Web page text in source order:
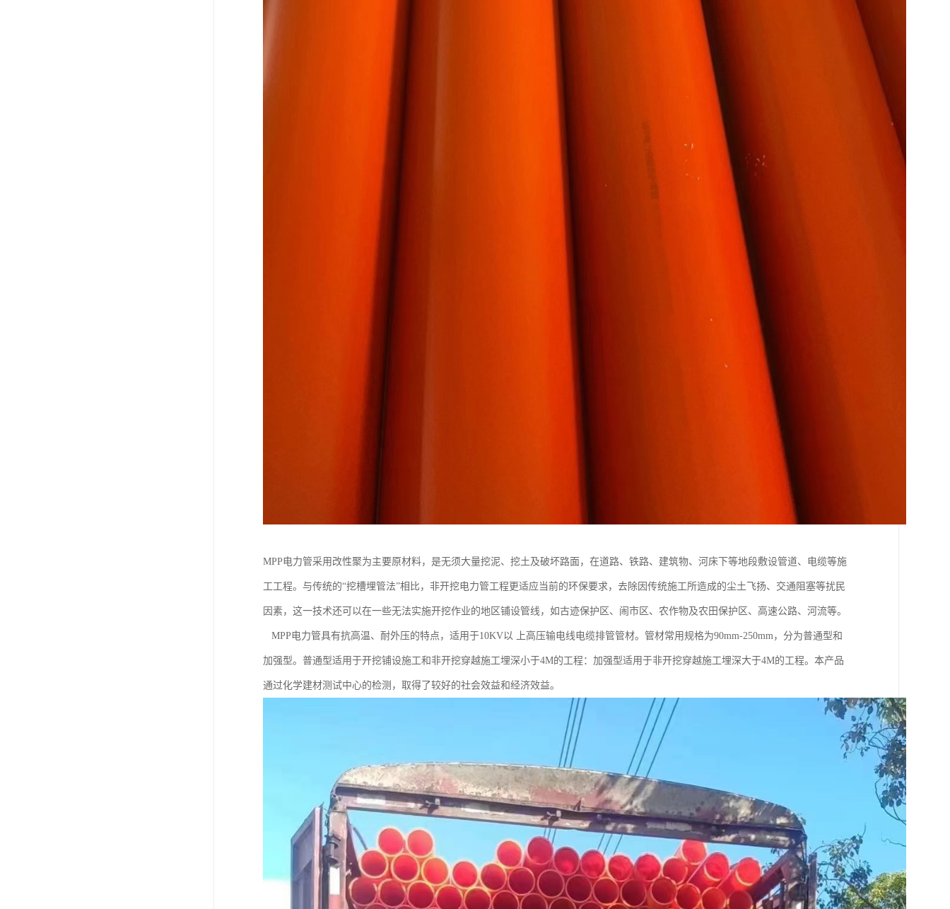
MPP电力管采用改性聚为主要原材料，是无须大量挖泥、挖土及破坏路面，在道路、铁路、建筑物、河床下等地段敷设管道、电缆等施
工工程。与传统的“挖槽埋管法”相比，非开挖电力管工程更适应当前的环保要求，去除因传统施工所造成的尘土飞扬、交通阻塞等扰民
因素，这一技术还可以在一些无法实施开挖作业的地区铺设管线，如古迹保护区、闹市区、农作物及农田保护区、高速公路、河流等。
MPP电力管具有抗高温、耐外压的特点，适用于10KV以 上高压输电线电缆排管管材。管材常用规格为90mm-250mm，分为普通型和
加强型。普通型适用于开挖铺设施工和非开挖穿越施工埋深小于4M的工程：加强型适用于非开挖穿越施工埋深大于4M的工程。本产品
通过化学建材测试中心的检测，取得了较好的社会效益和经济效益。